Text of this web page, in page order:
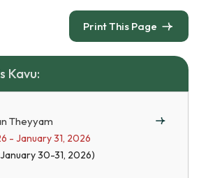
Print This Page
Kavu:
Theyyam
- January 31, 2026
30-31, 2026)